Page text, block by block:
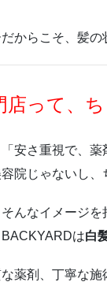
からこそ、髪
店って、
「安さ重視で、
容院じゃないし
そんなイメージ
は白
薬剤、丁寧な